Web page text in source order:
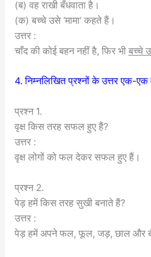
(ब) वह राखी बँधवाता है।
(क) बच्चे उसे ‘मामा’ कहते हैं।
उत्तर :
चाँद की कोई बहन नहीं है, फिर भी बच्चे
4. निम्नलिखित प्रश्नों के उत्तर एक-एक
प्रश्न 1.
वृक्ष किस तरह सफल हुए हैं?
उत्तर :
वृक्ष लोगों को फल देकर सफल हुए हैं।
प्रश्न 2.
पेड़ हमें किस तरह सुखी बनाते हैं?
उत्तर :
पेड़ हमें अपने फल, फूल, जड़, छाल और